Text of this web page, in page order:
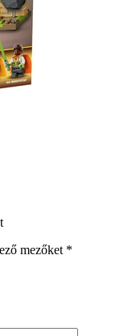
mezőket *